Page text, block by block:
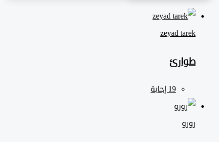
zeyad ‎tarek
طوارئ